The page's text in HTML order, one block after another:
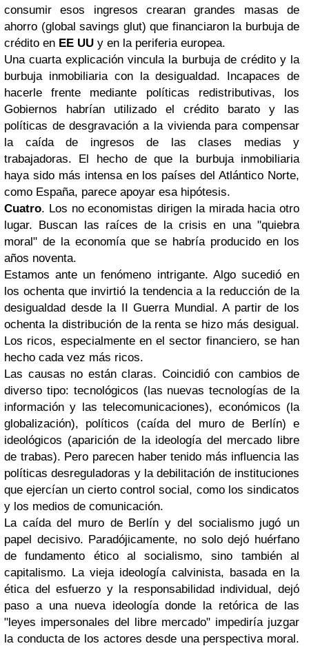
consumir esos ingresos crearan grandes masas de
ahorro (global savings glut) que financiaron la burbuja de
crédito en EE UU y en la periferia europea.
Una cuarta explicación vincula la burbuja de crédito y la
burbuja inmobiliaria con la desigualdad. Incapaces de
hacerle frente mediante políticas redistributivas, los
Gobiernos habrían utilizado el crédito barato y las
políticas de desgravación a la vivienda para compensar
la caída de ingresos de las clases medias y
trabajadoras. El hecho de que la burbuja inmobiliaria
haya sido más intensa en los países del Atlántico Norte,
como España, parece apoyar esa hipótesis.
Cuatro. Los no economistas dirigen la mirada hacia otro
lugar. Buscan las raíces de la crisis en una "quiebra
moral" de la economía que se habría producido en los
años noventa.
Estamos ante un fenómeno intrigante. Algo sucedió en
los ochenta que invirtió la tendencia a la reducción de la
desigualdad desde la II Guerra Mundial. A partir de los
ochenta la distribución de la renta se hizo más desigual.
Los ricos, especialmente en el sector financiero, se han
hecho cada vez más ricos.
Las causas no están claras. Coincidió con cambios de
diverso tipo: tecnológicos (las nuevas tecnologías de la
información y las telecomunicaciones), económicos (la
globalización), políticos (caída del muro de Berlín) e
ideológicos (aparición de la ideología del mercado libre
de trabas). Pero parecen haber tenido más influencia las
políticas desreguladoras y la debilitación de instituciones
que ejercían un cierto control social, como los sindicatos
y los medios de comunicación.
La caída del muro de Berlín y del socialismo jugó un
papel decisivo. Paradójicamente, no solo dejó huérfano
de fundamento ético al socialismo, sino también al
capitalismo. La vieja ideología calvinista, basada en la
ética del esfuerzo y la responsabilidad individual, dejó
paso a una nueva ideología donde la retórica de las
"leyes impersonales del libre mercado" impediría juzgar
la conducta de los actores desde una perspectiva moral.